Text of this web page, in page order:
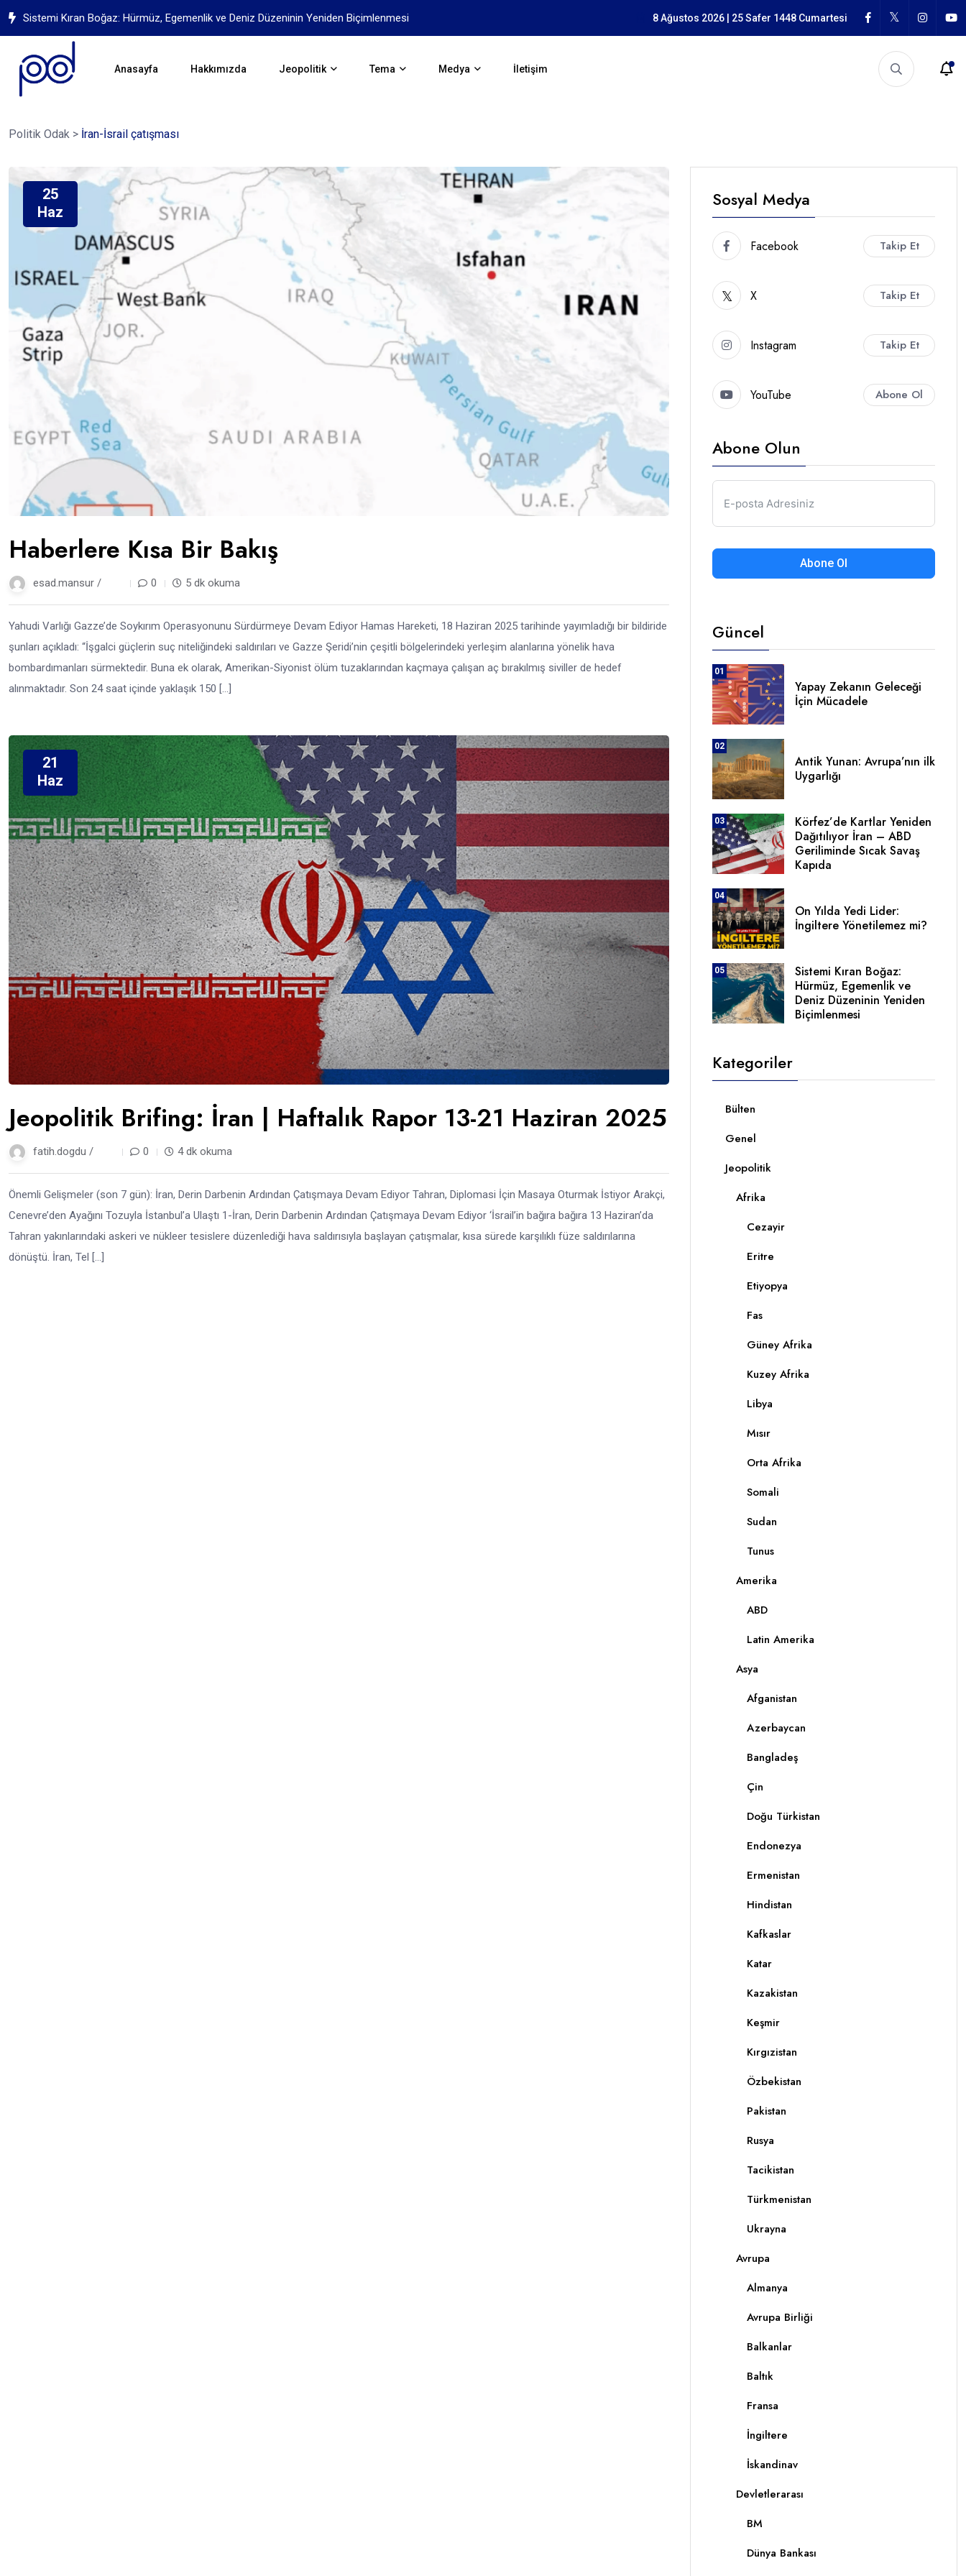
Sistemi Kıran Boğaz: Hürmüz, Egemenlik ve Deniz Düzeninin Yeniden Biçimlenmesi Yapay Zekanın Geleceği İçin Mücadele8 Ağustos 2026 | 25 Safer 1448 Cumartesi
Anasayfa Hakkımızda Jeopolitik Tema Medya İletişim
Politik Odak > İran-İsrail çatışması
25
Haz
Haberlere Kısa Bir Bakış
esad.mansur / 0 5 dk okuma
Yahudi Varlığı Gazze’de Soykırım Operasyonunu Sürdürmeye Devam Ediyor Hamas Hareketi, 18 Haziran 2025 tarihinde yayımladığı bir bildiride
şunları açıkladı: “İşgalci güçlerin suç niteliğindeki saldırıları ve Gazze Şeridi’nin çeşitli bölgelerindeki yerleşim alanlarına yönelik hava
bombardımanları sürmektedir. Buna ek olarak, Amerikan-Siyonist ölüm tuzaklarından kaçmaya çalışan aç bırakılmış siviller de hedef
alınmaktadır. Son 24 saat içinde yaklaşık 150 […]
21
Haz
Jeopolitik Brifing: İran | Haftalık Rapor 13-21 Haziran 2025
fatih.dogdu / 0 4 dk okuma
Önemli Gelişmeler (son 7 gün): İran, Derin Darbenin Ardından Çatışmaya Devam Ediyor Tahran, Diplomasi İçin Masaya Oturmak İstiyor Arakçi,
Cenevre’den Ayağını Tozuyla İstanbul’a Ulaştı 1-İran, Derin Darbenin Ardından Çatışmaya Devam Ediyor ‘İsrail’in bağıra bağıra 13 Haziran’da
Tahran yakınlarındaki askeri ve nükleer tesislere düzenlediği hava saldırısıyla başlayan çatışmalar, kısa sürede karşılıklı füze saldırılarına
dönüştü. İran, Tel […]
Sosyal Medya
Facebook Takip Et
X Takip Et
Instagram Takip Et
YouTube Abone Ol
Abone Olun
Abone Ol
Güncel
01
Yapay Zekanın Geleceği
İçin Mücadele
02
Antik Yunan: Avrupa’nın ilk
Uygarlığı
03
Körfez’de Kartlar Yeniden
Dağıtılıyor İran – ABD
Geriliminde Sıcak Savaş
Kapıda
04
On Yılda Yedi Lider:
İngiltere Yönetilemez mi?
05
Sistemi Kıran Boğaz:
Hürmüz, Egemenlik ve
Deniz Düzeninin Yeniden
Biçimlenmesi
Kategoriler
Bülten
Genel
Jeopolitik
Afrika
Cezayir
Eritre
Etiyopya
Fas
Güney Afrika
Kuzey Afrika
Libya
Mısır
Orta Afrika
Somali
Sudan
Tunus
Amerika
ABD
Latin Amerika
Asya
Afganistan
Azerbaycan
Bangladeş
Çin
Doğu Türkistan
Endonezya
Ermenistan
Hindistan
Kafkaslar
Katar
Kazakistan
Keşmir
Kırgızistan
Özbekistan
Pakistan
Rusya
Tacikistan
Türkmenistan
Ukrayna
Avrupa
Almanya
Avrupa Birliği
Balkanlar
Baltık
Fransa
İngiltere
İskandinav
Devletlerarası
BM
Dünya Bankası